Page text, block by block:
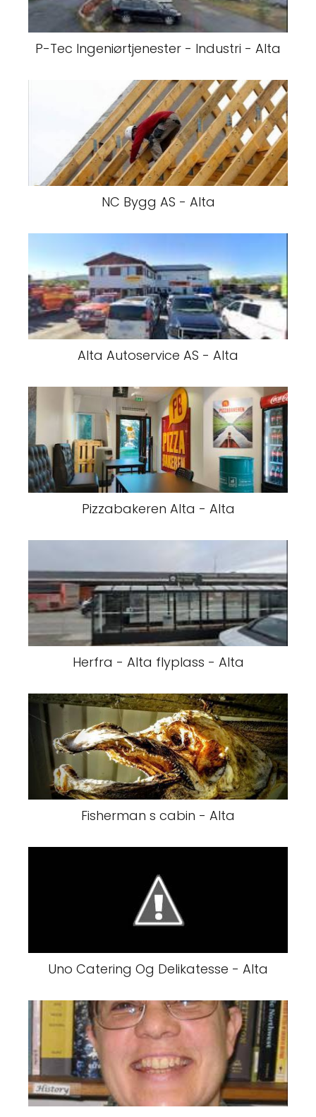
P-Tec Ingeniørtjenester - Industri - Alta
NC Bygg AS - Alta
Alta Autoservice AS - Alta
Pizzabakeren Alta - Alta
Herfra - Alta flyplass - Alta
Fisherman s cabin - Alta
Uno Catering Og Delikatesse - Alta